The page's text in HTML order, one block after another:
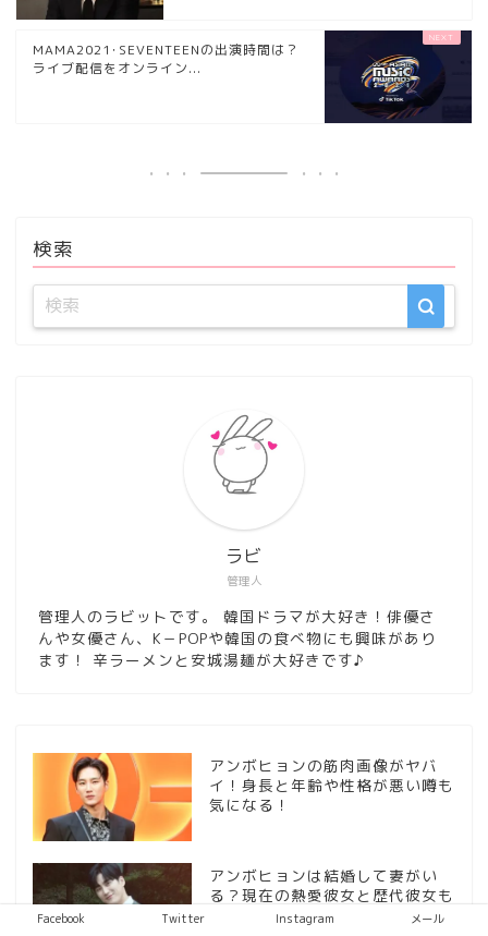
MAMA2021･SEVENTEENの出演時間は？
ライブ配信をオンライン...
検索
管理人
ラビ
管理人のラビットです。 韓国ドラマが大好き！俳優さ
んや女優さん、K－POPや韓国の食べ物にも興味があり
ます！ 辛ラーメンと安城湯麺が大好きです♪
アンボヒョンの筋肉画像がヤバ
イ！身長と年齢や性格が悪い噂も
気になる！
アンボヒョンは結婚して妻がい
る？現在の熱愛彼女と歴代彼女も
チェック！
Facebook Twitter Instagram メール